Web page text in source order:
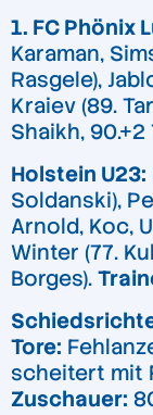
1. FC Phönix
Karaman,
Rasgele),
Kraiev (89.
Shaikh, 90.+2
Holstein U23:
Soldanski),
Arnold, Koc,
Winter (77.
Borges).
Tore:
scheitert mit
Zuschauer: